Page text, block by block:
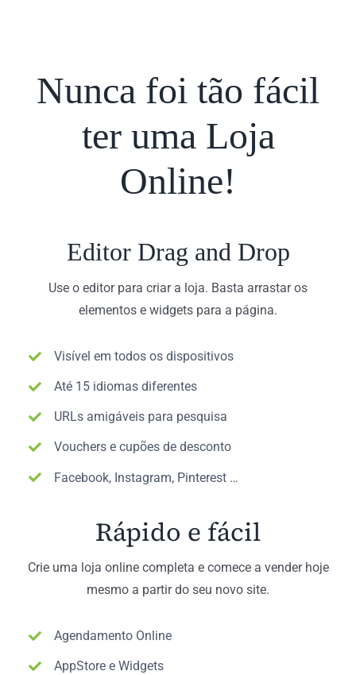
Nunca foi tão fácil
ter uma Loja
Online!
Editor Drag and Drop
Use o editor para criar a loja. Basta arrastar os
elementos e widgets para a página.
Visível em todos os dispositivos
Até 15 idiomas diferentes
URLs amigáveis para pesquisa
Vouchers e cupões de desconto
Facebook, Instagram, Pinterest …
Rápido e fácil
Crie uma loja online completa e comece a vender hoje
mesmo a partir do seu novo site.
Agendamento Online
AppStore e Widgets